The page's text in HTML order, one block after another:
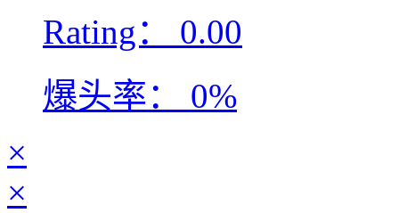
Rating：
0.00
爆头率：
0%
×
×